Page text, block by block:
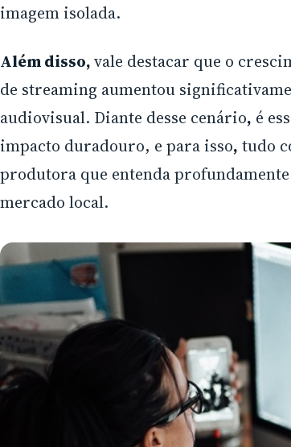
imagem isolada.
Além disso,vale destacar que o
de streaming aumentou
audiovisual. Diante desse cenário, é
impacto duradouro, e para isso, tudo
produtora que entenda
mercado local.